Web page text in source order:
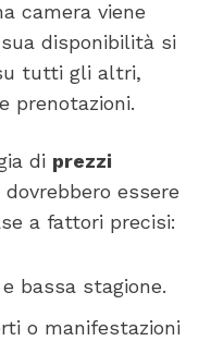
camera viene
disponibilità si
tutti gli altri,
prenotazioni.
di prezzi
essere
a fattori precisi:
bassa stagione.
o manifestazioni